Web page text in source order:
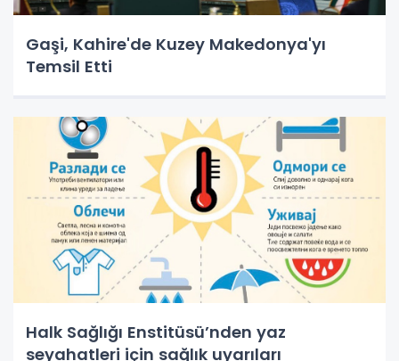
Gaşi, Kahire'de Kuzey Makedonya'yı
Temsil Etti
Halk Sağlığı Enstitüsü’nden yaz
seyahatleri için sağlık uyarıları